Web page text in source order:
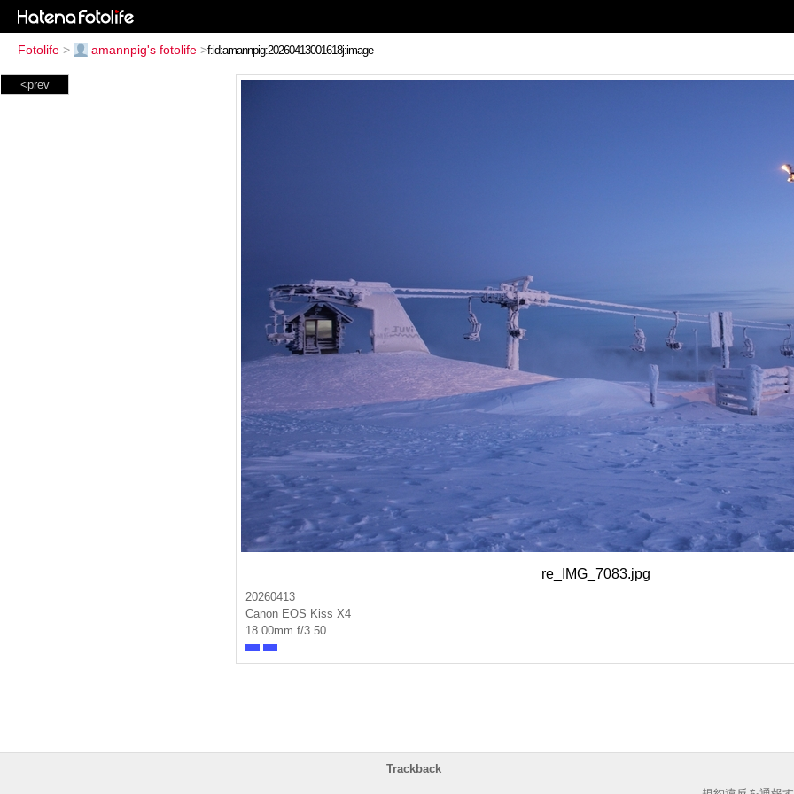
Fotolife > amannpig's fotolife >
<prev
re_IMG_7083.jpg
20260413
Canon EOS Kiss X4
18.00mm f/3.50
Trackback